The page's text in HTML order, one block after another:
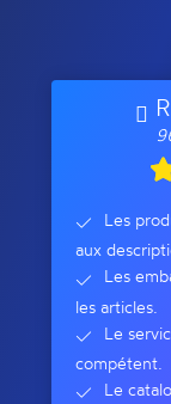
Les
aux
Les
les articles.
Le
compétent.
Le